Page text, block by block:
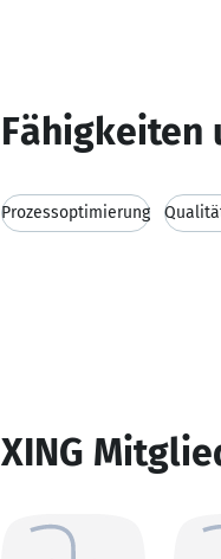
Fähigkeiten
Prozessoptimierung
XING